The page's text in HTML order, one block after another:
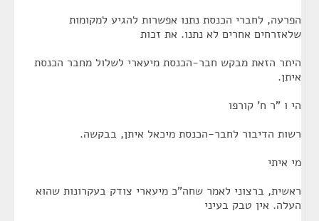
הפרעה, לחברי הכנסת נתנו אפשרות להגיע למקומות
שלאזרחים אחרים לא נתנו. את זכות
היתר הזאת מבקש חבר-הכנסת מיעארי לשלול מחבר הכנסת
איתן.
הי ו "ר ח' קורפו
רשות הדיבור לחבר-הכנסת מיכאל איתן, בבקשה.
מי איתי
ראשית, ברצוני לאמר שחה"כ מיעארי צודק בעקרונות שהוא
העלה. אין טבק בעיני